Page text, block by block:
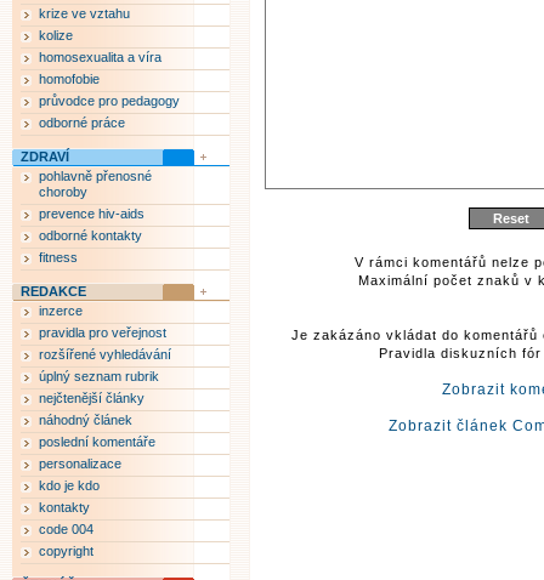
V rámci komentářů nelze
Maximální počet znaků v
Je zakázáno vkládat do
Pravidla diskuzních
Zobrazit
Zobrazit článek
krize ve vztahu
kolize
homosexualita a víra
homofobie
průvodce pro pedagogy
odborné práce
ZDRAVÍ
pohlavně přenosné
choroby
prevence hiv-aids
odborné kontakty
fitness
REDAKCE
inzerce
pravidla pro veřejnost
rozšířené vyhledávání
úplný seznam rubrik
nejčtenější články
náhodný článek
poslední komentáře
personalizace
kdo je kdo
kontakty
code 004
copyright